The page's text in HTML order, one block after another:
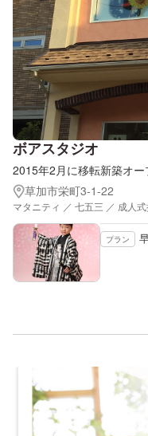
ボアスタジオ
2015年2月に移転新築オー
草加市栄町3-1-22
マタニティ ／ 七五三 ／ 成人
プラン